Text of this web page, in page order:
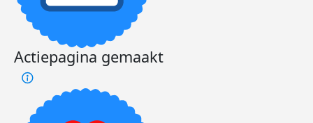
Actiepagina gemaakt